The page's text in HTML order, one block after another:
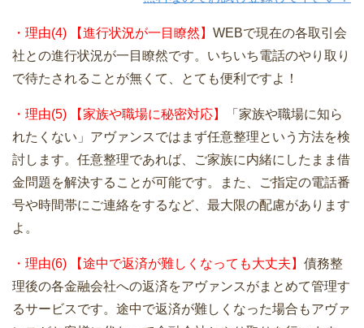
・理由(4) 【進行状況が一目瞭然】 WEBで現在の各取引会
社との進行状況が一目瞭然です。いちいち電話のやり取り
で待たされることが無くて、とても便利ですよ！
・理由(5) 【家族や職場に秘密対応】
「家族や職場に知ら
れたくない」アヴァンスではまず任意整理という方法を検
討します。任意整理であれば、ご家族に内緒にしたまま借
金問題を解決することが可能です。また、ご指定の電話番
号や時間帯にご連絡をするなど、最大限の配慮があります
よ。
・理由(6) 【途中で返済が難しくなっても大丈夫】 債務整
理後の各金融会社への返済をアヴァンスがまとめて管理す
るサービスです。途中で返済が難しくなった場合もアヴァ